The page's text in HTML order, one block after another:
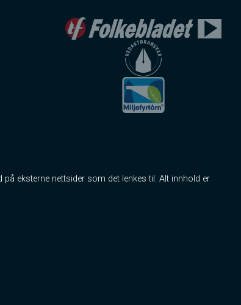
eksterne nettsider som det lenkes til. Alt innhold er